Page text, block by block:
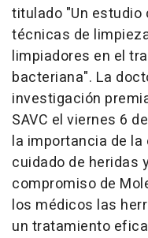
titulado "Un
técnicas de
limpiadores en el
bacteriana". La
investigación
SAVC el viernes 6
la importancia de
cuidado de heridas
compromiso de
los médicos las
un tratamiento